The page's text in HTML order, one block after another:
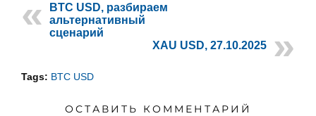
BTC USD, разбираем
альтернативный
сценарий
XAU USD, 27.10.2025
Tags: BTC USD
ОСТАВИТЬ КОММЕНТАРИЙ